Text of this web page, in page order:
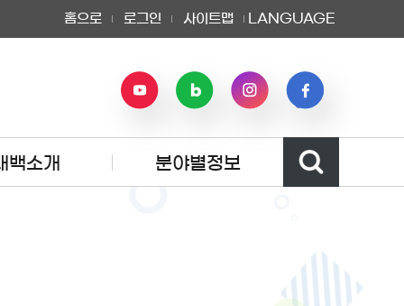
홈으로 로그인 사이트맵 LANGUAGE
백소개 분야별정보